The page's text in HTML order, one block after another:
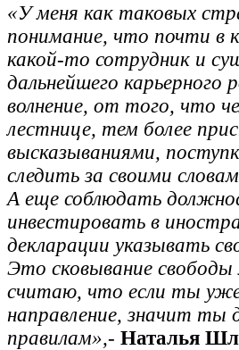
«У меня как таковых
понимание, что почти
какой-то сотрудник и
дальнейшего
волнение, от того, что
лестнице, тем более
высказываниями,
следить за своими
А еще соблюдать
инвестировать в
декларации указывать
Это сковывание
считаю, что если ты
направление, значит ты
правилам»,- Наталья